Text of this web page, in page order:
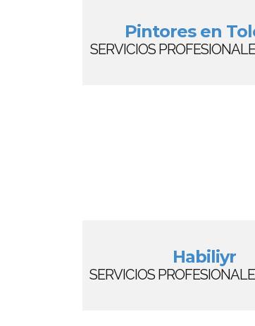
Pintores en
SERVICIOS
Habiliyr
SERVICIOS